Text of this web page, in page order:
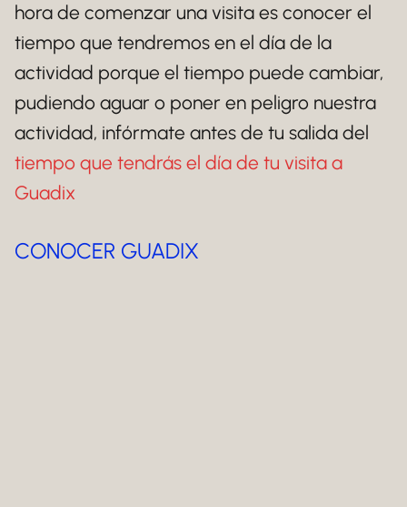
hora de comenzar una visita es conocer el
tiempo que tendremos en el día de la
actividad porque el tiempo puede cambiar,
pudiendo aguar o poner en peligro nuestra
actividad, infórmate antes de tu salida del
tiempo que tendrás el día de tu visita a
Guadix
CONOCER GUADIX